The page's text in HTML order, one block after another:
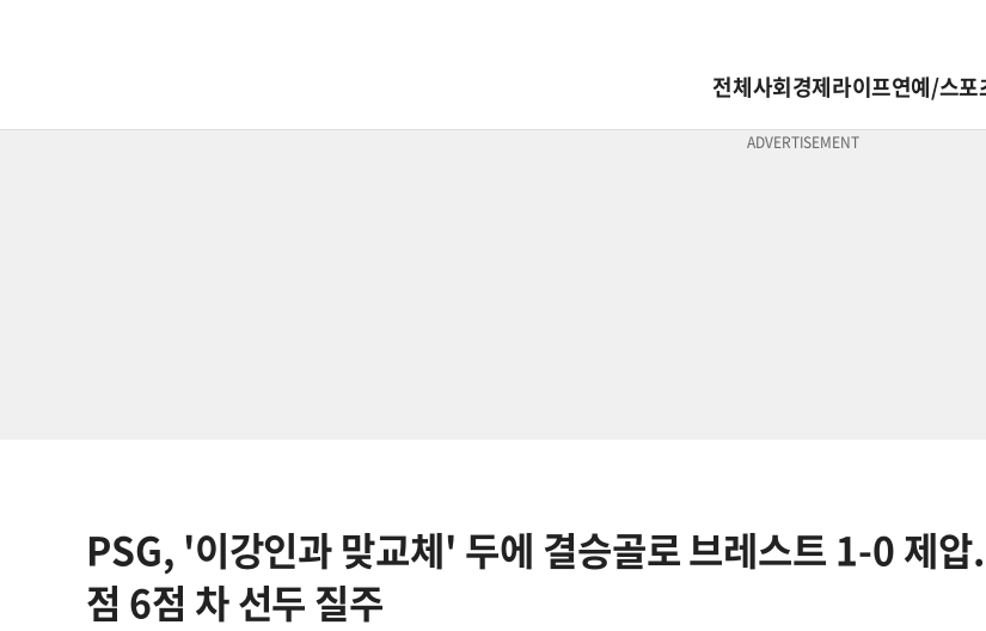
전체사회경제라이프연예/스포
PSG, '이강인과 맞교체' 두에 결승골로 브레스트 1-0 제
점 6점 차 선두 질주